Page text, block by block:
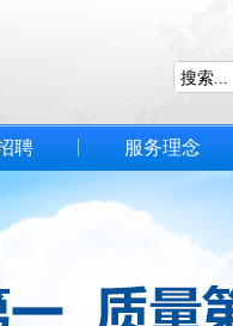
聘 服务理念